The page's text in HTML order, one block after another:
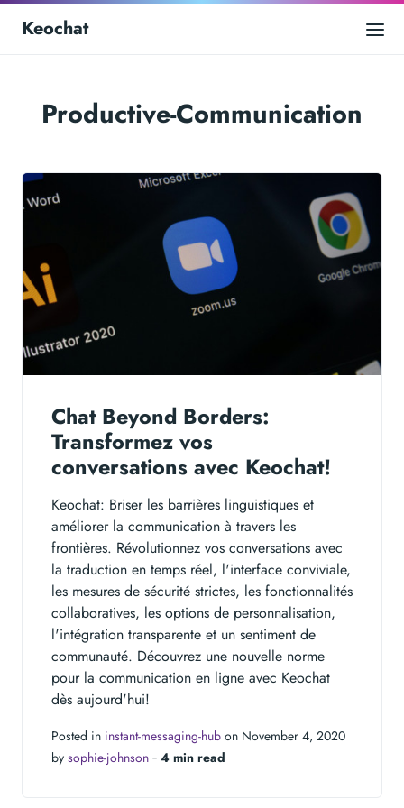
Keochat
Productive-Communication
Chat Beyond Borders:
Transformez vos
conversations avec Keochat!
Keochat: Briser les barrières linguistiques et
améliorer la communication à travers les
frontières. Révolutionnez vos conversations avec
la traduction en temps réel, l'interface conviviale,
les mesures de sécurité strictes, les fonctionnalités
collaboratives, les options de personnalisation,
l'intégration transparente et un sentiment de
communauté. Découvrez une nouvelle norme
pour la communication en ligne avec Keochat
dès aujourd'hui!
Posted in instant-messaging-hub on November 4, 2020
by sophie-johnson ‐ 4 min read